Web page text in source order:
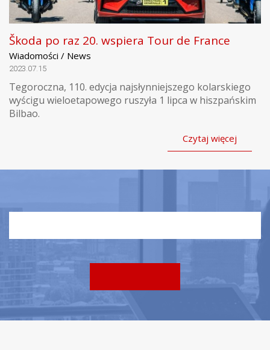
Škoda po raz 20. wspiera Tour de France
Wiadomości / News
2023.07.15
Tegoroczna, 110. edycja najsłynniejszego kolarskiego
wyścigu wieloetapowego ruszyła 1 lipca w hiszpańskim
Bilbao.
Czytaj więcej